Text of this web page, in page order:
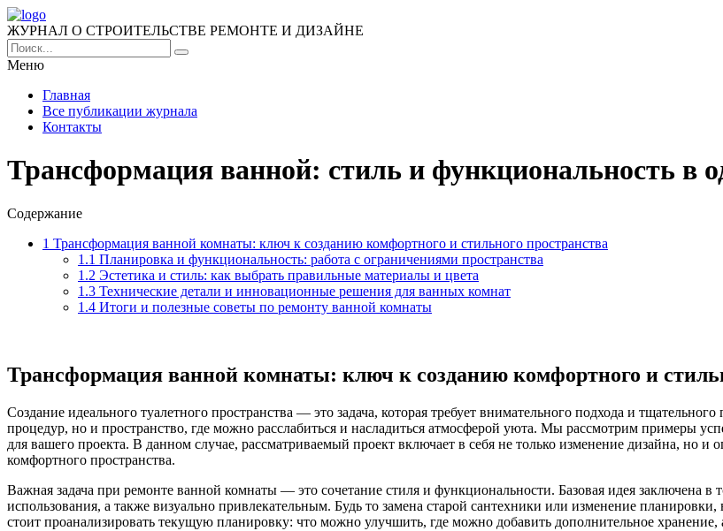
ЖУРНАЛ О СТРОИТЕЛЬСТВЕ РЕМОНТЕ И ДИЗАЙНЕ
Меню
Главная
Все публикации журнала
Контакты
Трансформация ванной: стиль и функциональность в
Содержание
1 Трансформация ванной комнаты: ключ к созданию комфортного и стильного пространства
1.1 Планировка и функциональность: работа с ограничениями пространства
1.2 Эстетика и стиль: как выбрать правильные материалы и цвета
1.3 Технические детали и инновационные решения для ванных комнат
1.4 Итоги и полезные советы по ремонту ванной комнаты
Трансформация ванной комнаты: ключ к созданию комфортного и
Создание идеального туалетного пространства — это задача, которая требует внимательного подхода и
процедур, но и пространство, где можно расслабиться и насладиться атмосферой уюта. Мы рассмотрим примеры
для вашего проекта. В данном случае, рассматриваемый проект включает в себя не только изменение дизайна, но
комфортного пространства.
Важная задача при ремонте ванной комнаты — это сочетание стиля и функциональности. Базовая идея заключена в
использования, а также визуально привлекательным. Будь то замена старой сантехники или изменение
стоит проанализировать текущую планировку: что можно улучшить, где можно добавить дополнительное хранение,